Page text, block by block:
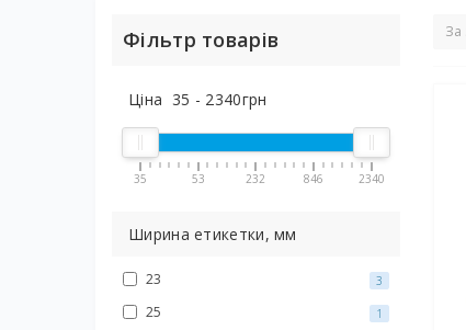
Фільтр товарів
Ціна 35 - 2340грн
35 53 232 846 2340
Ширина етикетки, мм
23 3
25 1